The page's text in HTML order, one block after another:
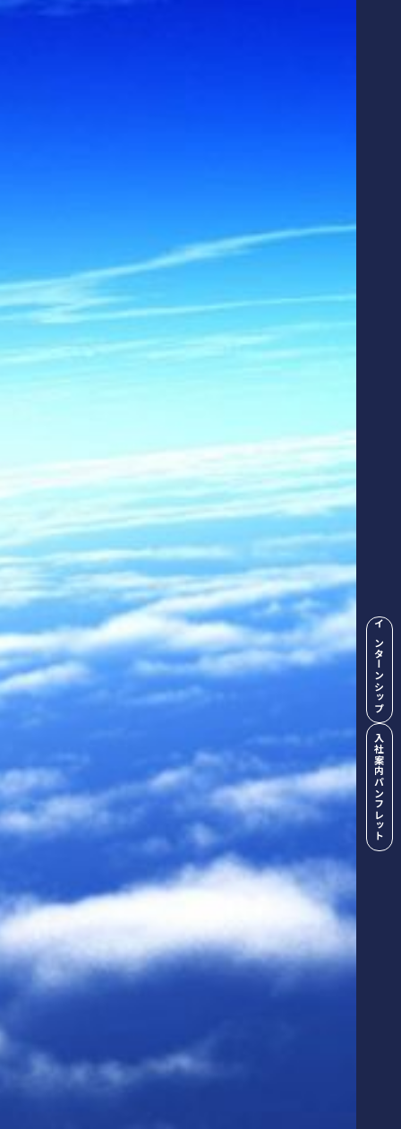
インターンシップ
入社案内パンフレット